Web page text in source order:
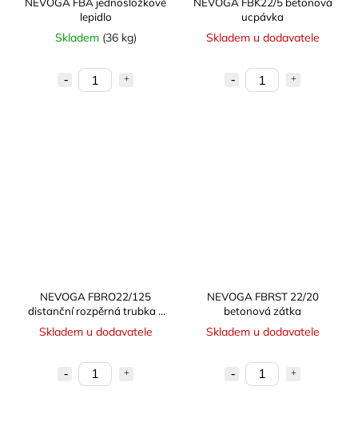
NEVOGA FBA jednosložkové
lepidlo
Skladem (36 kg)
NEVOGA FBK22/5 betonová
ucpávka
Skladem u dodavatele
NEVOGA FBRO22/125
distanční rozpěrná trubka z
vláknobetonu
Skladem u dodavatele
NEVOGA FBRST 22/20
betonová zátka
Skladem u dodavatele